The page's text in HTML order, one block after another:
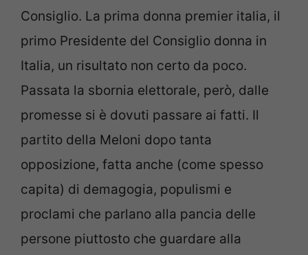
Consiglio. La prima donna premier italia, il
primo Presidente del Consiglio donna in
Italia, un risultato non certo da poco.
Passata la sbornia elettorale, però, dalle
promesse si è dovuti passare ai fatti. Il
partito della Meloni dopo tanta
opposizione, fatta anche (come spesso
capita) di demagogia, populismi e
proclami che parlano alla pancia delle
persone piuttosto che guardare alla